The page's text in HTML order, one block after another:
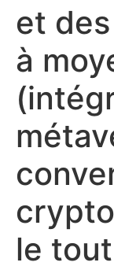
et
à
le